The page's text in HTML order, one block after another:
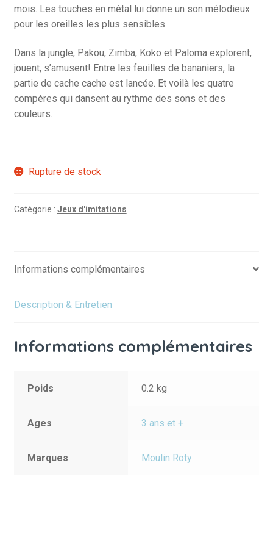
mois. Les touches en métal lui donne un son mélodieux
pour les oreilles les plus sensibles.
Dans la jungle, Pakou, Zimba, Koko et Paloma explorent,
jouent, s’amusent! Entre les feuilles de bananiers, la
partie de cache cache est lancée. Et voilà les quatre
compères qui dansent au rythme des sons et des
couleurs.
Rupture de stock
Catégorie : Jeux d'imitations
Informations complémentaires
Description & Entretien
Informations complémentaires
Poids 0.2 kg
Ages 3 ans et +
Marques Moulin Roty